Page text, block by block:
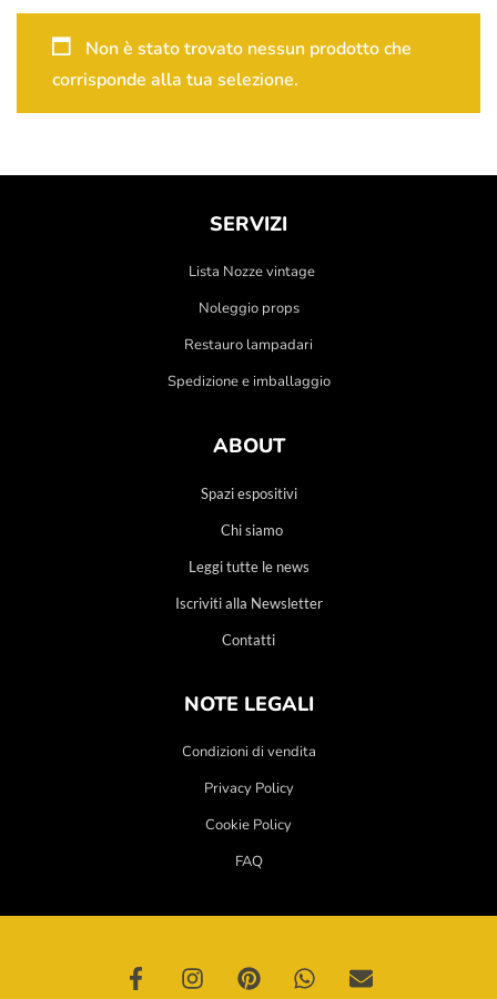
Non è stato trovato nessun prodotto che
corrisponde alla tua selezione.
SERVIZI
Lista Nozze vintage
Noleggio props
Restauro lampadari
Spedizione e imballaggio
ABOUT
Spazi espositivi
Chi siamo
Leggi tutte le news
Iscriviti alla Newsletter
Contatti
NOTE LEGALI
Condizioni di vendita
Privacy Policy
Cookie Policy
FAQ